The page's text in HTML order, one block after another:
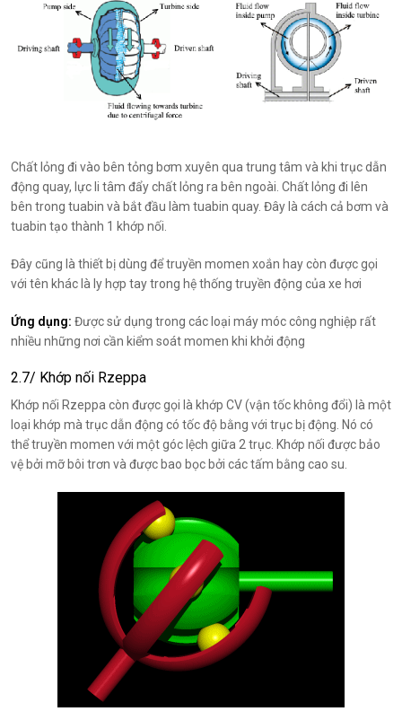
Chất lỏng đi vào bên tỏng bơm xuyên qua trung tâm và khi trục dẫn
động quay, lực li tâm đẩy chất lỏng ra bên ngoài. Chất lỏng đi lên
bên trong tuabin và bắt đầu làm tuabin quay. Đây là cách cả bơm và
tuabin tạo thành 1 khớp nối.
Đây cũng là thiết bị dùng để truyền momen xoắn hay còn được gọi
với tên khác là ly hợp tay trong hệ thống truyền động của xe hơi
Ứng dụng: Được sử dụng trong các loại máy móc công nghiệp rất
nhiều những nơi cần kiểm soát momen khi khởi động
2.7/ Khớp nối Rzeppa
Khớp nối Rzeppa còn được gọi là khớp CV (vận tốc không đổi) là một
loại khớp mà trục dẫn động có tốc độ bằng với trục bị động. Nó có
thể truyền momen với một góc lệch giữa 2 trục. Khớp nối được bảo
vệ bởi mỡ bôi trơn và được bao bọc bởi các tấm bằng cao su.